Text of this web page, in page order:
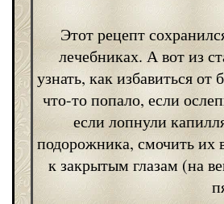
Этот рецепт
лечебниках. А вот из
узнать, как избавиться от
что-то попало, если
если лопнули
подорожника, смочить их
к закрытым глазам (на